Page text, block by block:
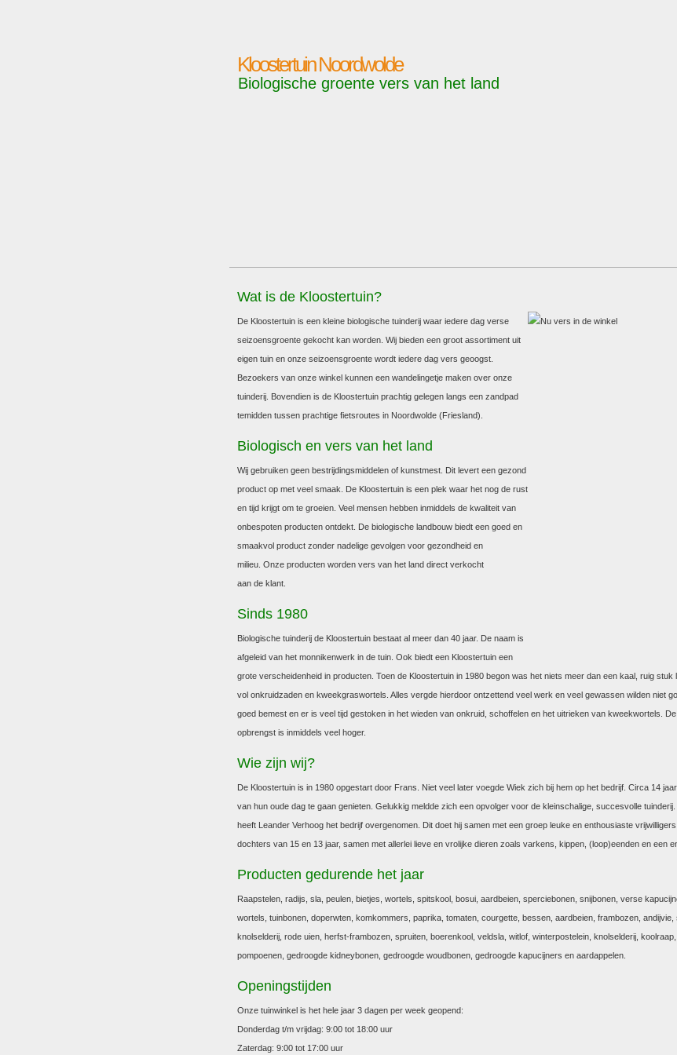
Kloostertuin Noordwolde
Biologische groente vers van het land
Wat is de Kloostertuin?
De Kloostertuin is een kleine biologische tuinderij waar iedere dag verse
seizoensgroente gekocht kan worden. Wij bieden een groot assortiment uit
eigen tuin en onze seizoensgroente wordt iedere dag vers geoogst.
Bezoekers van onze winkel kunnen een wandelingetje maken over onze
tuinderij. Bovendien is de Kloostertuin prachtig gelegen langs een zandpad
temidden tussen prachtige fietsroutes in Noordwolde (Friesland).
Biologisch en vers van het land
Wij gebruiken geen bestrijdingsmiddelen of kunstmest. Dit levert een gezond
product op met veel smaak. De Kloostertuin is een plek waar het nog de rust
en tijd krijgt om te groeien. Veel mensen hebben inmiddels de kwaliteit van
onbespoten producten ontdekt. De biologische landbouw biedt een goed en
smaakvol product zonder nadelige gevolgen voor gezondheid en
milieu. Onze producten worden vers van het land direct verkocht
aan de klant.
Sinds 1980
Biologische tuinderij de Kloostertuin bestaat al meer dan 40 jaar. De naam is
afgeleid van het monnikenwerk in de tuin. Ook biedt een Kloostertuin een
grote verscheidenheid in producten. Toen de Kloostertuin in 1980 begon was het niets meer dan een kaal, ruig
vol onkruidzaden en kweekgraswortels. Alles vergde hierdoor ontzettend veel werk en veel gewassen wilden niet
goed bemest en er is veel tijd gestoken in het wieden van onkruid, schoffelen en het uitrieken van kweekwortels.
opbrengst is inmiddels veel hoger.
Wie zijn wij?
De Kloostertuin is in 1980 opgestart door Frans. Niet veel later voegde Wiek zich bij hem op het bedrijf. Circa 14
van hun oude dag te gaan genieten. Gelukkig meldde zich een opvolger voor de kleinschalige, succesvolle
heeft Leander Verhoog het bedrijf overgenomen. Dit doet hij samen met een groep leuke en enthousiaste
dochters van 15 en 13 jaar, samen met allerlei lieve en vrolijke dieren zoals varkens, kippen, (loop)eenden en een
Producten gedurende het jaar
Raapstelen, radijs, sla, peulen, bietjes, wortels, spitskool, bosui, aardbeien, sperciebonen, snijbonen, verse
wortels, tuinbonen, doperwten, komkommers, paprika, tomaten, courgette, bessen, aardbeien, frambozen, andijvie,
knolselderij, rode uien, herfst-frambozen, spruiten, boerenkool, veldsla, witlof, winterpostelein, knolselderij,
pompoenen, gedroogde kidneybonen, gedroogde woudbonen, gedroogde kapucijners en aardappelen.
Openingstijden
Onze tuinwinkel is het hele jaar 3 dagen per week geopend:
Donderdag t/m vrijdag: 9:00 tot 18:00 uur
Zaterdag: 9:00 tot 17:00 uur